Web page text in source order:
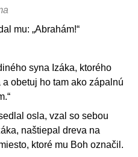
mu: „Abrahám!“
syna Izáka, ktorého
obetuj ho tam ako zápalnú
osla, vzal so sebou
naštiepal dreva na
ktoré mu Boh označil.